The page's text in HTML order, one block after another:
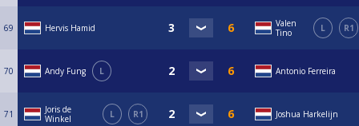
69 Hervis Hamid
Valen
Tino
L R1
70 Andy Fung L Antonio Ferreira
71
Joris de
Winkel
L R1 Joshua Harkelijn